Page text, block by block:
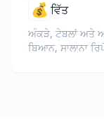
💰 ਵਿੱਤ
ਅੰਕੜੇ, ਟੇਬਲਾਂ ਅਤੇ
ਬਿਆਨ, ਸਾਲਾਨਾ